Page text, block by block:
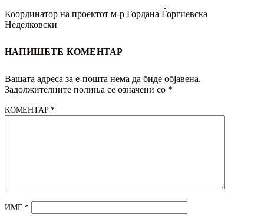
Координатор на проектот м-р Гордана Ѓоргиевска
Неделковски
НАПИШЕТЕ КОМЕНТАР
Вашата адреса за е-пошта нема да биде објавена.
Задолжителните полиња се означени со *
КОМЕНТАР*
ИМЕ*